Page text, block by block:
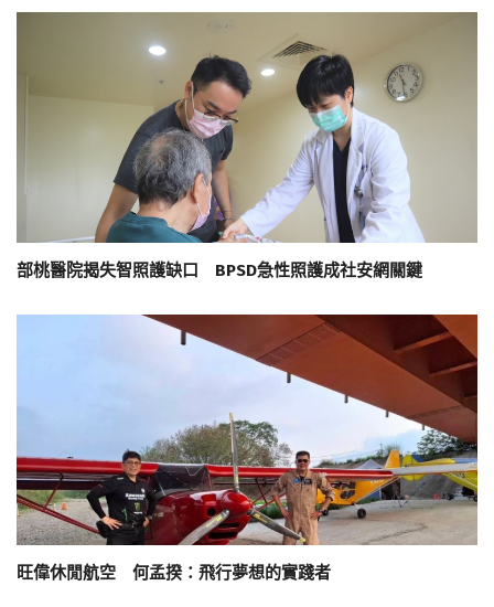
部桃醫院揭失智照護缺口 BPSD急性照護成社安網關鍵
旺偉休閒航空 何孟揆：飛行夢想的實踐者